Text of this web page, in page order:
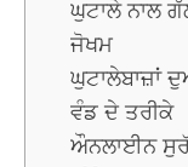
ਘੁਟਾਲੇ ਨਾਲ
ਜੋਖਮ
ਘੁਟਾਲੇਬਾਜ਼ਾਂ
ਵੰਡ ਦੇ ਤਰੀਕੇ
ਔਨਲਾਈਨ